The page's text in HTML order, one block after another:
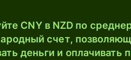
CNY в NZD по
счет,
деньги и оплачивать